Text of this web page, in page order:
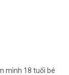
mình 18 tuổi bé